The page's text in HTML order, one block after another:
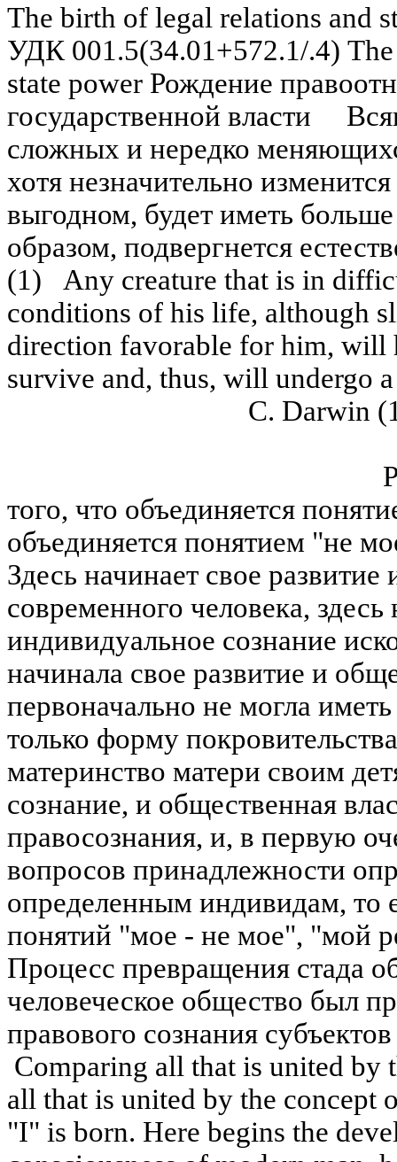
The birth of legal relations and
УДК 001.5(34.01+572.1/.4)
state power Рождение
государственной власти
сложных и нередко
хотя незначительно
выгодном, будет иметь
образом, подвергнется
(1) Any creature that is in
conditions of his life, although
direction favorable for him, will
survive and, thus, will undergo
C. Darwin
Резюме В
того, что объединяется
объединяется понятием "не
Здесь начинает свое
современного человека,
индивидуальное сознание
начинала свое развитие и
первоначально не могла
только форму
материнство матери своим
сознание, и общественная
правосознания, и, в первую
вопросов принадлежности
определенным индивидам, то
понятий "мое - не мое", "мой
Процесс превращения стада
человеческое общество был
правового сознания
Comparing all that is united by
all that is united by the concept
"I" is born. Here begins the